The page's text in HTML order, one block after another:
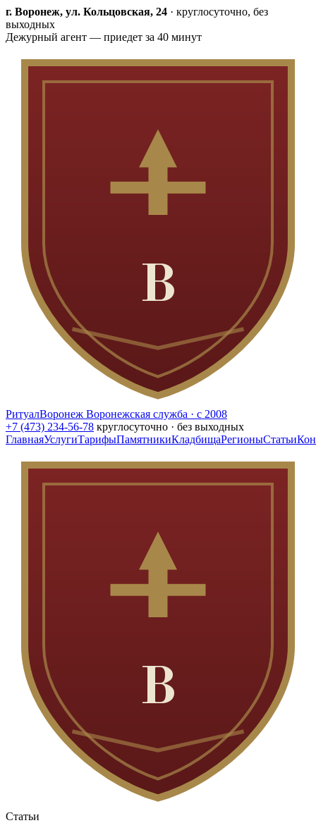
г. Воронеж, ул. Кольцовская, 24 · круглосуточно, без
выходных
Дежурный агент — приедет за 40 минут
В
РитуалВоронеж Воронежская служба · с 2008
+7 (473) 234-56-78 круглосуточно · без выходных
ГлавнаяУслугиТарифыПамятникиКладбищаРегионыСтатьи
В
Статьи